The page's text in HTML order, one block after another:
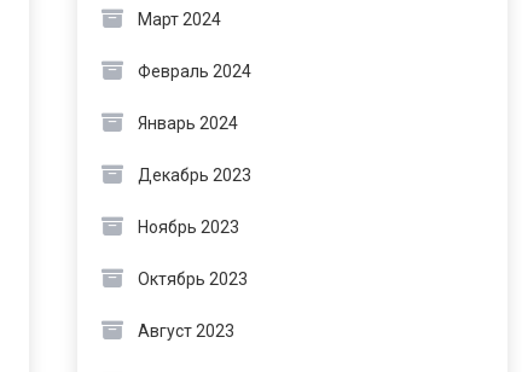
Март 2024
Февраль 2024
Январь 2024
Декабрь 2023
Ноябрь 2023
Октябрь 2023
Август 2023